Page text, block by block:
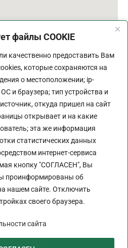
файлы COOKIE
качественно предоставить Вам
которые сохраняются на
о местоположении; ip-
и браузера; тип устройства и
откуда пришел на сайт
открывает и на какие
эта же информация
статистических данных
интернет-сервиса
кнопку "СОГЛАСЕН", Вы
проинформированы об
нашем сайте. Отключить
своего браузера.
сайта
работы
9:00 - 18:00
13:00 - 14:00
Сб - Вс